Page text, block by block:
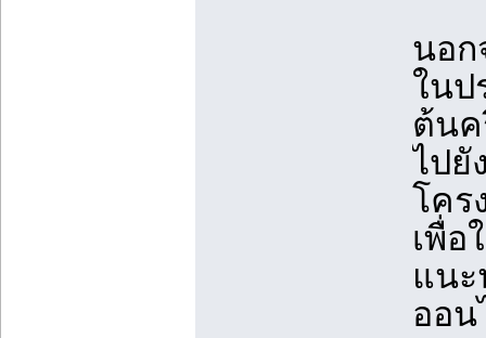
นอก
ในป
ต้น
ไปยั
โคร
เพื่อ
แน
ออน